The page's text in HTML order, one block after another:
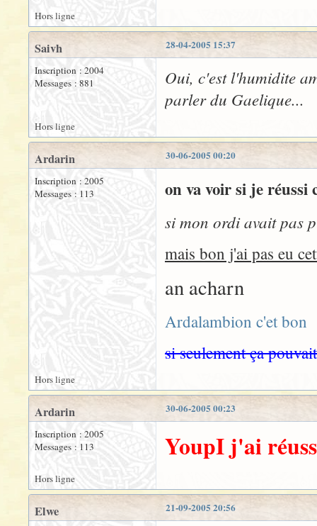
Hors ligne
28-04-2005 15:37
Saivh
Inscription : 2004
Messages : 881
Oui, c'est l'humidite
parler du Gaelique...
Hors ligne
30-06-2005 00:20
Ardarin
Inscription : 2005
Messages : 113
on va voir si je réussi
si mon ordi avait pas
mais bon j'ai pas eu
an acharn
Ardalambion c'et bon
si seulement ça
Hors ligne
30-06-2005 00:23
Ardarin
Inscription : 2005
Messages : 113
YoupI j'ai
Hors ligne
21-09-2005 20:56
Elwe